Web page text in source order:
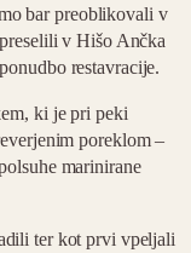
bar preoblikovali v
v Hišo Ančka
restavracije.
ki je pri peki
poreklom –
marinirane
ter kot prvi vpeljali